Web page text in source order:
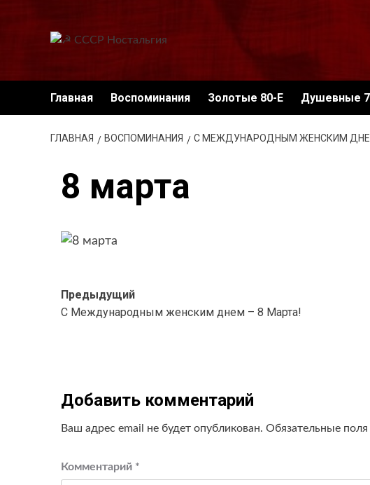
содержимому
Главная Воспоминания Золотые 80-Е Душевные
ГЛАВНАЯ ВОСПОМИНАНИЯ С МЕЖДУНАРОДНЫМ ЖЕНСКИМ
8 марта
Навигация
записи
Предыдущий
С Международным женским днем – 8 Марта!
Добавить комментарий
Ваш адрес email не будет опубликован. Обязательные
Комментарий *